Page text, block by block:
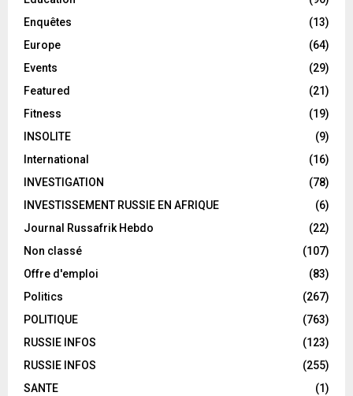
Enquêtes
(13)
Europe
(64)
Events
(29)
Featured
(21)
Fitness
(19)
INSOLITE
(9)
International
(16)
INVESTIGATION
(78)
INVESTISSEMENT RUSSIE EN AFRIQUE
(6)
Journal Russafrik Hebdo
(22)
Non classé
(107)
Offre d'emploi
(83)
Politics
(267)
POLITIQUE
(763)
RUSSIE INFOS
(123)
RUSSIE INFOS
(255)
SANTE
(1)